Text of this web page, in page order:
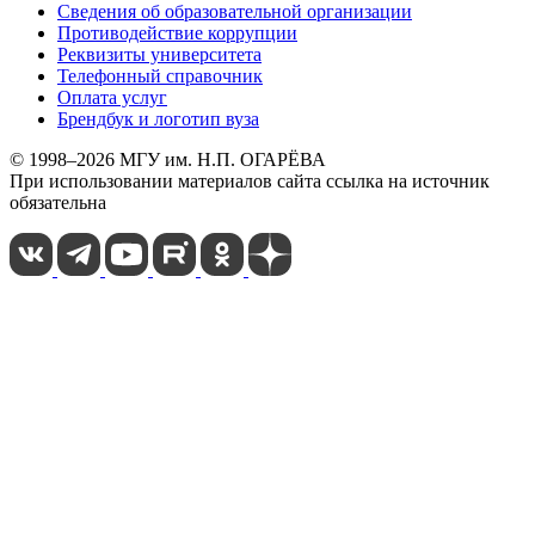
Сведения об образовательной организации
Противодействие коррупции
Реквизиты университета
Телефонный справочник
Оплата услуг
Брендбук и логотип вуза
© 1998–2026 МГУ им. Н.П. ОГАРЁВА
При использовании материалов сайта ссылка на источник
обязательна